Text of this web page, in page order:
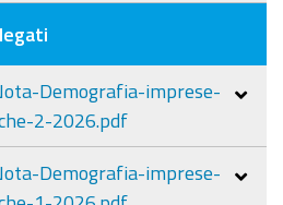
Demografia-imprese-
2-2026.pdf
Demografia-imprese-